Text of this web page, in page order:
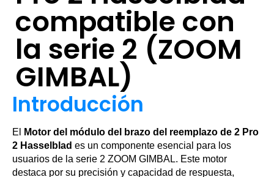
compatible con
la serie 2 (ZOOM
GIMBAL)
Introducción
El
Motor del módulo del brazo del reemplazo de 2 Pro
2 Hasselblad es un componente esencial para los
usuarios de la serie 2 ZOOM GIMBAL. Este motor
destaca por su precisión y capacidad de respuesta,